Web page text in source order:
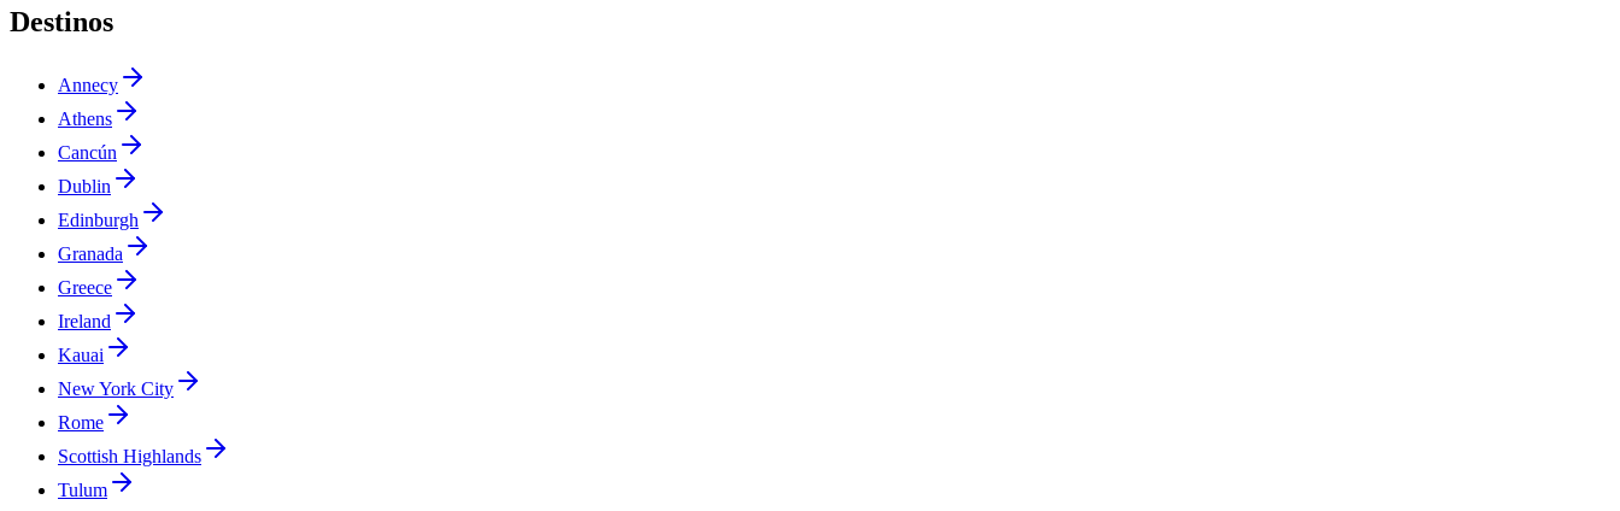
Destinos
Annecy
Athens
Cancún
Dublin
Edinburgh
Granada
Greece
Ireland
Kauai
New York City
Rome
Scottish Highlands
Tulum